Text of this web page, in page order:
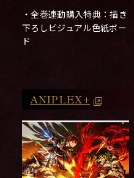
・全巻連動購入特典：描き
下ろしビジュアル色紙ボー
ド
ANIPLEX+